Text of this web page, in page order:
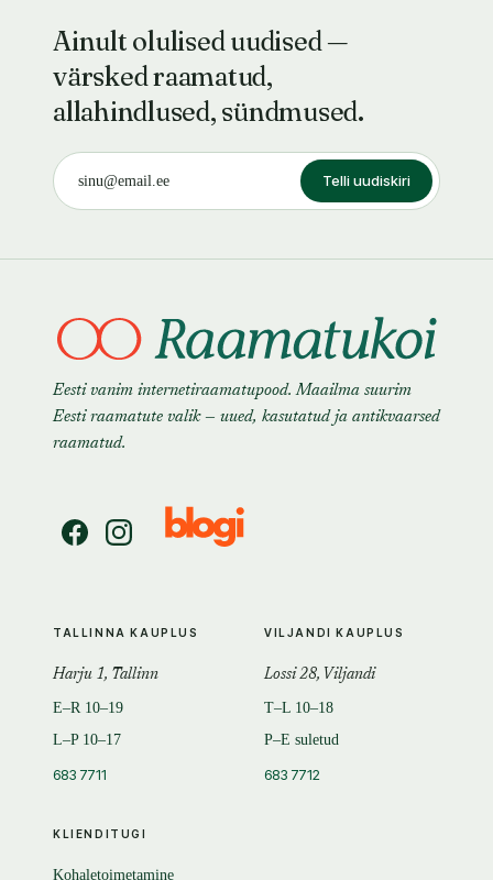
Ainult olulised uudised —
värsked raamatud,
allahindlused, sündmused.
Telli uudiskiri
Eesti vanim internetiraamatupood. Maailma suurim
Eesti raamatute valik — uued, kasutatud ja antikvaarsed
raamatud.
KLIENDITUGI
Kohaletoimetamine
TALLINNA KAUPLUS
Harju 1, Tallinn
E–R 10–19
L–P 10–17
683 7711
VILJANDI KAUPLUS
Lossi 28, Viljandi
T–L 10–18
P–E suletud
683 7712